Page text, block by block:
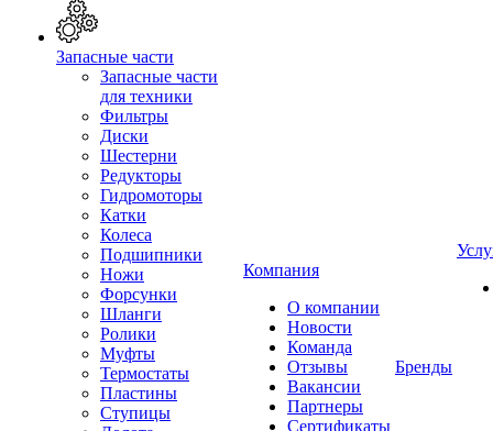
Запасные части
Запасные части
для техники
Фильтры
Диски
Шестерни
Редукторы
Гидромоторы
Катки
Колеса
Подшипники
Ножи
Форсунки
Шланги
Ролики
Муфты
Термостаты
Пластины
Ступицы
Компания
О компании
Новости
Команда
Отзывы
Вакансии
Партнеры
Сертификаты
Бренды